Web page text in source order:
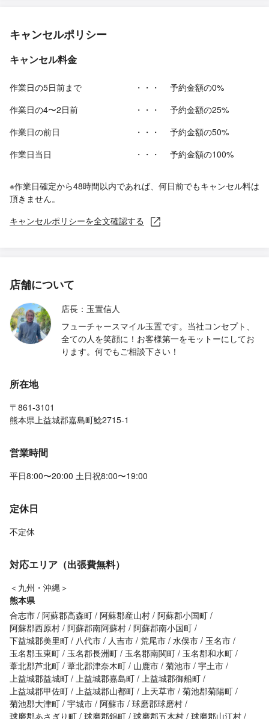
キャンセルポリシー
キャンセル料金
作業日の5日前まで ・・・
予約金額の0%
作業日の4〜2日前
・・・
予約金額の25%
作業日の前日
・・・
予約金額の50%
作業日当日
・・・ 予約金額の100%
※作業日確定から48時間以内であれば、何日前でもキャンセル料は
頂きません。
キャンセルポリシーを全文確認する
店舗について
店長：玉置信人
フューチャースマイル玉置です。当社コンセプト、
全ての人を笑顔に！お客様第一をモットーにしてお
ります。何でもご相談下さい！
所在地
〒861-3101
熊本県上益城郡嘉島町鯰2715-1
営業時間
平日8:00〜20:00 土日祝8:00〜19:00
定休日
不定休
対応エリア（出張費無料）
＜九州・沖縄＞
熊本県
合志市 阿蘇郡高森町 阿蘇郡産山村 阿蘇郡小国町
阿蘇郡西原村 阿蘇郡南阿蘇村 阿蘇郡南小国町
下益城郡美里町
八代市 人吉市 荒尾市 水俣市
玉名市
玉名郡玉東町
玉名郡長洲町 玉名郡南関町
玉名郡和水町
葦北郡芦北町 葦北郡津奈木町 山鹿市 菊池市 宇土市
上益城郡益城町 上益城郡嘉島町 上益城郡御船町
上益城郡甲佐町 上益城郡山都町 上天草市 菊池郡菊陽町
菊池郡大津町 宇城市 阿蘇市 球磨郡球磨村
球磨郡あさぎり町 球磨郡錦町 球磨郡五木村 球磨郡山江村